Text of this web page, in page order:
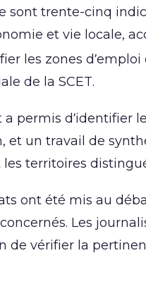
sont trente-cinq
et vie locale,
les zones
de la SCET.
a permis d’identifier
et un travail de
territoires
ont été mis au
Les
de vérifier la